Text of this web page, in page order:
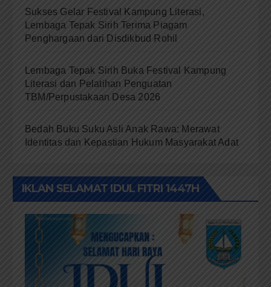
Sukses Gelar Festival Kampung Literasi,
Lembaga Tepak Sirih Terima Piagam
Penghargaan dari Disdikbud Rohil
Lembaga Tepak Sirih Buka Festival Kampung
Literasi dan Pelatihan Penguatan
TBM/Perpustakaan Desa 2026
Bedah Buku Suku Asli Anak Rawa: Merawat
Identitas dan Kepastian Hukum Masyarakat Adat
IKLAN SELAMAT IDUL FITRI 1447H